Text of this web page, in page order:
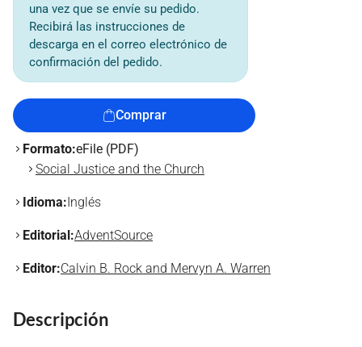
una vez que se envíe su pedido.
Recibirá las instrucciones de
descarga en el correo electrónico de
confirmación del pedido.
Comprar
Formato:eFile (PDF)
Social Justice and the Church
Idioma: Inglés
Editorial:AdventSource
Editor:Calvin B. Rock and Mervyn A. Warren
Descripción